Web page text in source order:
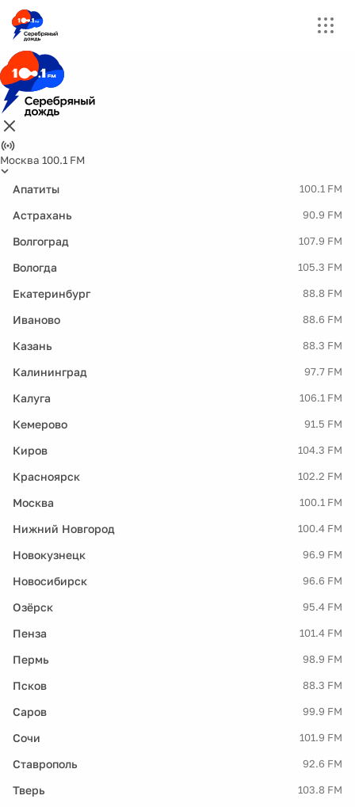
Москва 100.1 FM
Апатиты 100.1 FM
Астрахань 90.9 FM
Волгоград 107.9 FM
Вологда 105.3 FM
Екатеринбург 88.8 FM
Иваново 88.6 FM
Казань 88.3 FM
Калининград 97.7 FM
Калуга 106.1 FM
Кемерово 91.5 FM
Киров 104.3 FM
Красноярск 102.2 FM
Москва 100.1 FM
Нижний Новгород 100.4 FM
Новокузнецк 96.9 FM
Новосибирск 96.6 FM
Озёрск 95.4 FM
Пенза 101.4 FM
Пермь 98.9 FM
Псков 88.3 FM
Саров 99.9 FM
Сочи 101.9 FM
Ставрополь 92.6 FM
Тверь 103.8 FM